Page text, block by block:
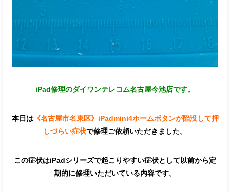
iPad修理のダイワンテレコム名古屋今池店です。
本日は《名古屋市名東区》iPadmini4ホームボタンが陥没して押
しづらい症状で修理ご依頼いただきました。
この症状はiPadシリーズで起こりやすい症状として以前から定
期的に修理いただいている内容です。